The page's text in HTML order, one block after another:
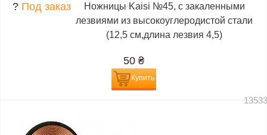
? Под заказ
Ножницы Kaisi №45, с закаленными
лезвиями из высокоуглеродистой стали
(12,5 см,длина лезвия 4,5)
50 ₴
Купить